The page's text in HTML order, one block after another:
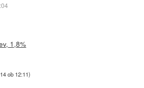
1,8%
ob 12:11)